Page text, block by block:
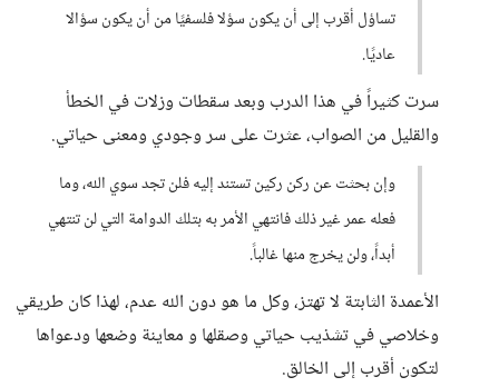
تساؤل أقرب إلى أن يكون سؤلا فلسفيًا من أن يكون سؤالا
عاديًا.
سرت كثيراً في هذا الدرب وبعد سقطات وزلات في الخطأ
والقليل من الصواب، عثرت على سر وجودي ومعنى حياتي.
وإن بحثت عن ركن ركين تستند إليه فلن تجد سوي الله، وما
فعله عمر غير ذلك فانتهي الأمر به بتلك الدوامة التي لن تنتهي
أبداً، ولن يخرج منها غالباً.
الأعمدة الثابتة لا تهتز، وكل ما هو دون الله عدم، لهذا كان طريقي
وخلاصي في تشذيب حياتي وصقلها و معاينة وضعها ودعواها
لتكون أقرب إلى الخالق.